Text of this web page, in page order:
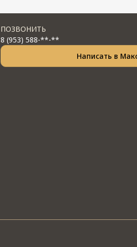
ПОЗВОНИТЬ
8 (953) 588-**-**
Написать в